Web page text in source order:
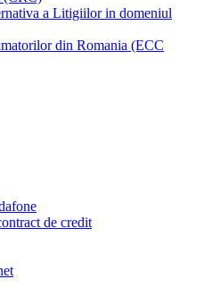
a Litigiilor in domeniul
din Romania (ECC
de credit